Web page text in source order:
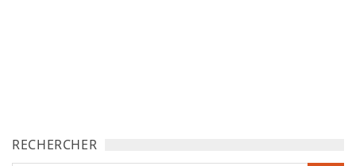
RECHERCHER